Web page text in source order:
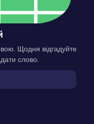
Щодня відгадуйте
слово.